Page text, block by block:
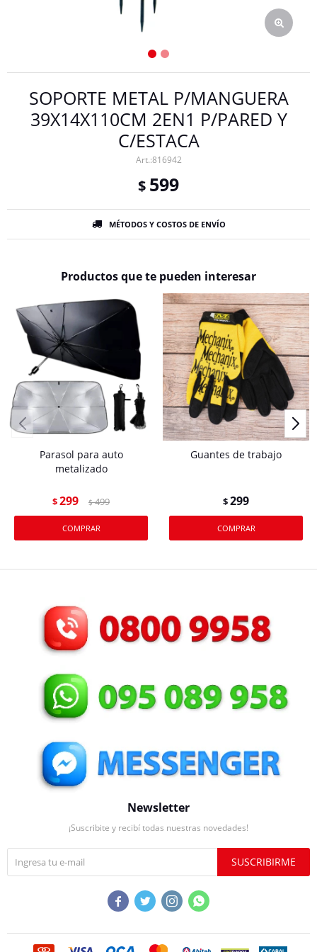
SOPORTE METAL P/MANGUERA
39X14X110CM 2EN1 P/PARED Y
C/ESTACA
816942
$ 599
MÉTODOS Y COSTOS DE ENVÍO
Productos que te pueden interesar
Parasol para auto
metalizado
$299 $ 499
Guantes de trabajo
$299
Newsletter
¡Suscribite y recibí todas nuestras novedades!
SUSCRIBIRME
   